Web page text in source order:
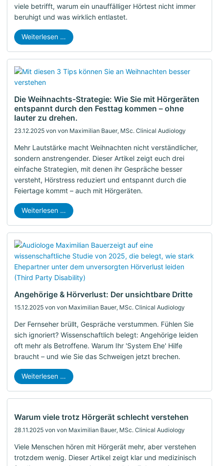
viele betrifft, warum ein unauffälliger Hörtest nicht immer
beruhigt und was wirklich entlastet.
Weiterlesen …
23.12.2025 von von Maximilian Bauer, MSc. Clinical Audiology
Die Weihnachts-Strategie: Wie Sie mit Hörgeräten
entspannt durch den Festtag kommen – ohne
lauter zu drehen.
Mehr Lautstärke macht Weihnachten nicht verständlicher,
sondern anstrengender. Dieser Artikel zeigt euch drei
einfache Strategien, mit denen ihr Gespräche besser
versteht, Hörstress reduziert und entspannt durch die
Feiertage kommt – auch mit Hörgeräten.
Weiterlesen …
15.12.2025 von von Maximilian Bauer, MSc. Clinical Audiology
Angehörige & Hörverlust: Der unsichtbare Dritte
Der Fernseher brüllt, Gespräche verstummen. Fühlen Sie
sich ignoriert? Wissenschaftlich belegt: Angehörige leiden
oft mehr als Betroffene. Warum Ihr 'System Ehe' Hilfe
braucht – und wie Sie das Schweigen jetzt brechen.
Weiterlesen …
28.11.2025 von von Maximilian Bauer, MSc. Clinical Audiology
Warum viele trotz Hörgerät schlecht verstehen
Viele Menschen hören mit Hörgerät mehr, aber verstehen
trotzdem wenig. Dieser Artikel zeigt klar und medizinisch